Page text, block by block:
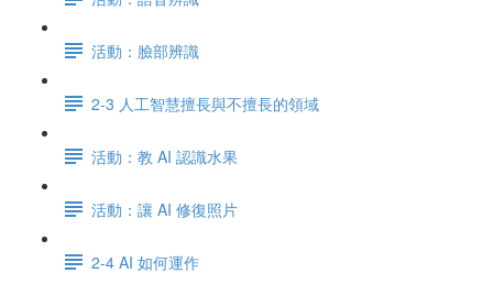
活動：臉部辨識
2-3 人工智慧擅長與不擅長的領域
活動：教 AI 認識水果
活動：讓 AI 修復照片
2-4 AI 如何運作